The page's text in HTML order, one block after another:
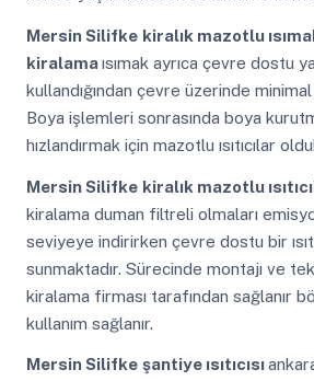
Mersin Silifke kiralık mazotlu ısımak
kiralamaısımak ayrıca çevre dostu
kullandığından çevre üzerinde
Boya işlemleri sonrasında boya
hızlandırmak için mazotlu ısıtıcılar
Mersin Silifke kiralık mazotlu
kiralama duman filtreli olmaları
seviyeye indirirken çevre dostu bir
sunmaktadır. Sürecinde montajı ve
kiralama firması tarafından sağlanır
kullanım sağlanır.
Mersin Silifke şantiye ısıtıcısı